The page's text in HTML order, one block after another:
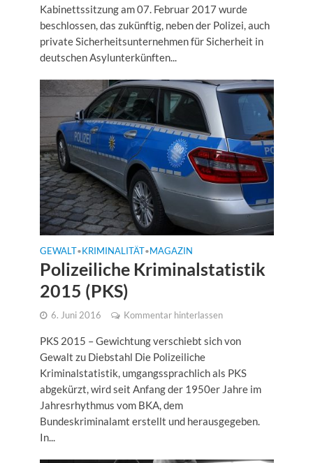
Kabinettssitzung am 07. Februar 2017 wurde
beschlossen, das zukünftig, neben der Polizei, auch
private Sicherheitsunternehmen für Sicherheit in
deutschen Asylunterkünften...
GEWALT• KRIMINALITÄT• MAGAZIN
Polizeiliche Kriminalstatistik
2015 (PKS)
6. Juni 2016 Kommentar hinterlassen
PKS 2015 – Gewichtung verschiebt sich von
Gewalt zu Diebstahl Die Polizeiliche
Kriminalstatistik, umgangssprachlich als PKS
abgekürzt, wird seit Anfang der 1950er Jahre im
Jahresrhythmus vom BKA, dem
Bundeskriminalamt erstellt und herausgegeben.
In...